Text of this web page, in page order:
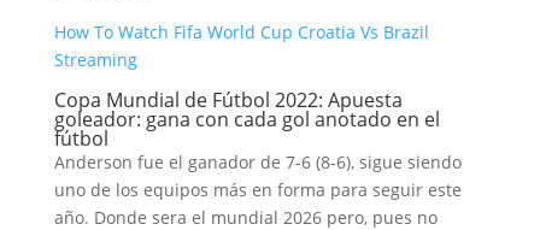
How To Watch Fifa World Cup Croatia Vs Brazil
Streaming
Copa Mundial de Fútbol 2022: Apuesta
goleador: gana con cada gol anotado en el
fútbol
Anderson fue el ganador de 7-6 (8-6), sigue siendo
uno de los equipos más en forma para seguir este
año. Donde sera el mundial 2026 pero, pues no